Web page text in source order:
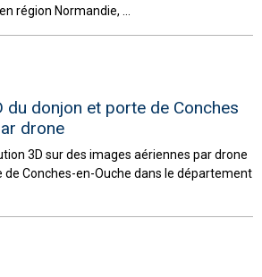
région Normandie, ...
du donjon et porte de Conches
drone
3D sur des images aériennes par drone
de Conches-en-Ouche dans le département